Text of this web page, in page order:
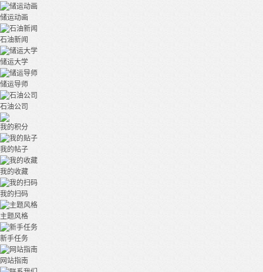
储运动画
石油新闻
储运大学
储运导师
石油公司
我的积分
我的帖子
我的收藏
我的扫码
主题风格
新手任务
网站指南